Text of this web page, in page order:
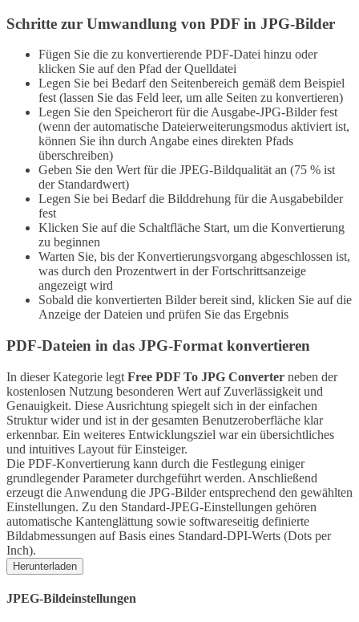
Schritte zur Umwandlung von PDF in JPG-Bilder
Fügen Sie die zu konvertierende PDF-Datei hinzu oder
klicken Sie auf den Pfad der Quelldatei
Legen Sie bei Bedarf den Seitenbereich gemäß dem Beispiel
fest (lassen Sie das Feld leer, um alle Seiten zu konvertieren)
Legen Sie den Speicherort für die Ausgabe-JPG-Bilder fest
(wenn der automatische Dateierweiterungsmodus aktiviert ist,
können Sie ihn durch Angabe eines direkten Pfads
überschreiben)
Geben Sie den Wert für die JPEG-Bildqualität an (75 % ist
der Standardwert)
Legen Sie bei Bedarf die Bilddrehung für die Ausgabebilder
fest
Klicken Sie auf die Schaltfläche Start, um die Konvertierung
zu beginnen
Warten Sie, bis der Konvertierungsvorgang abgeschlossen ist,
was durch den Prozentwert in der Fortschrittsanzeige
angezeigt wird
Sobald die konvertierten Bilder bereit sind, klicken Sie auf die
Anzeige der Dateien und prüfen Sie das Ergebnis
PDF-Dateien in das JPG-Format konvertieren
In dieser Kategorie legt Free PDF To JPG Converter neben der
kostenlosen Nutzung besonderen Wert auf Zuverlässigkeit und
Genauigkeit. Diese Ausrichtung spiegelt sich in der einfachen
Struktur wider und ist in der gesamten Benutzeroberfläche klar
erkennbar. Ein weiteres Entwicklungsziel war ein übersichtliches
und intuitives Layout für Einsteiger.
Die PDF-Konvertierung kann durch die Festlegung einiger
grundlegender Parameter durchgeführt werden. Anschließend
erzeugt die Anwendung die JPG-Bilder entsprechend den gewählten
Einstellungen. Zu den Standard-JPEG-Einstellungen gehören
automatische Kantenglättung sowie softwareseitig definierte
Bildabmessungen auf Basis eines Standard-DPI-Werts (Dots per
Inch).
Herunterladen
JPEG-Bildeinstellungen